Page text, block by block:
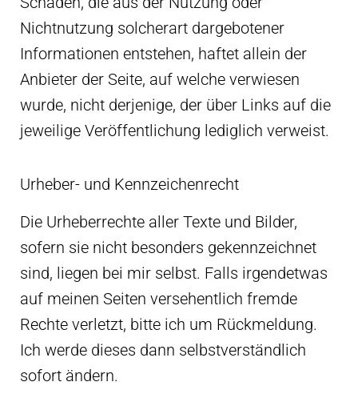
Nichtnutzung solcherart dargebotener
Informationen entstehen, haftet allein der
Anbieter der Seite, auf welche verwiesen
wurde, nicht derjenige, der über Links auf die
jeweilige Veröffentlichung lediglich verweist.
Urheber- und Kennzeichenrecht
Die Urheberrechte aller Texte und Bilder,
sofern sie nicht besonders gekennzeichnet
sind, liegen bei mir selbst. Falls irgendetwas
auf meinen Seiten versehentlich fremde
Rechte verletzt, bitte ich um Rückmeldung.
Ich werde dieses dann selbstverständlich
sofort ändern.